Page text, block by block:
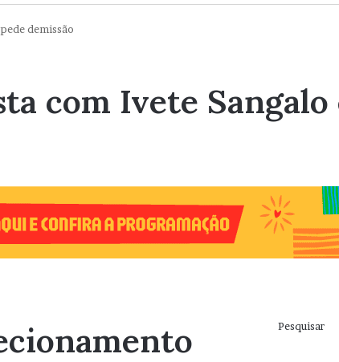
demissão
com Ivete
Pesquisar